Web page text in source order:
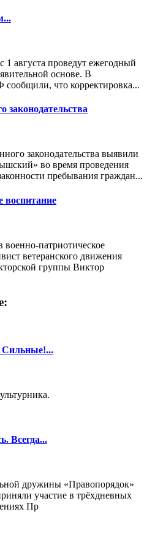
августа проведут ежегодный
основе. В
что корректировка...
законодательства
законодательства выявили
во время проведения
пребывания граждан...
воспитание
патриотическое
ветеранского движения
группы Виктор
Всегда...
дружины «Правопорядок»
участие в трёхдневных
Пр